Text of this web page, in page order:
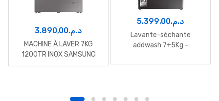
د.م.3.890,00
MACHINE À LAVER 7KG
1200TR INOX SAMSUNG
د.م.5.399,00
Lavante-séchante
addwash 7+5Kg –